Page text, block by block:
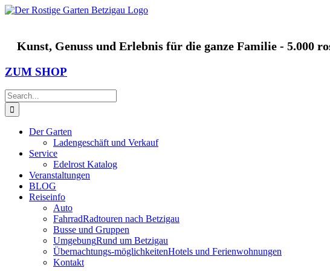
Skip
Kunst, Genuss und Erlebnis für die ganze Familie - 5.000
ZUM SHOP
Search
for:
Der Garten
Ladengeschäft und Verkauf
Service
Edelrost Katalog
Veranstaltungen
BLOG
Reiseinfo
Auto
FahrradRadtouren nach Betzigau
Busse und Gruppen
UmgebungRund um Betzigau
Übernachtungs-möglichkeitenHotels und Ferienwohnungen
Kontakt